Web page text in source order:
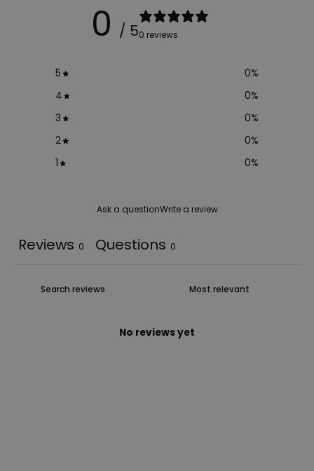
0 / 50 reviews
5 0%
4
0%
3
0%
2
0%
1
0%
Ask a questionWrite a review
Reviews 0 Questions 0
No reviews yet